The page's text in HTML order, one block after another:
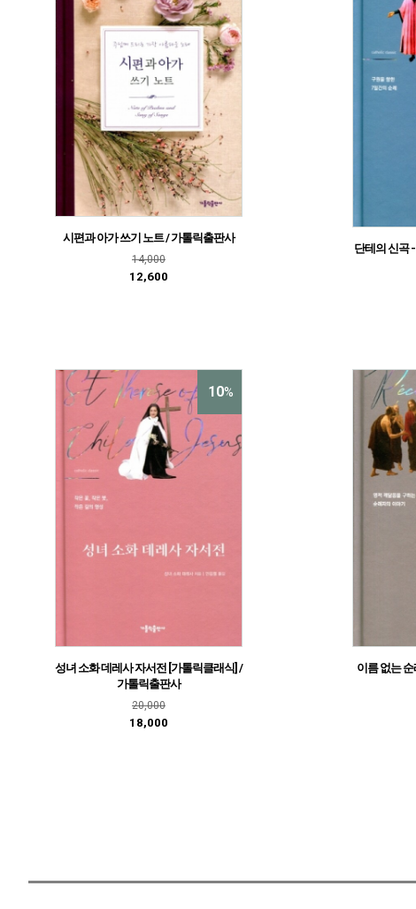
시편과 아가 쓰기 노트 / 가톨릭출판사
14,000
12,600
단테의 신곡
10%
성녀 소화 데레사 자서전 [가톨릭클래식] /
가톨릭출판사
20,000
18,000
이름 없는